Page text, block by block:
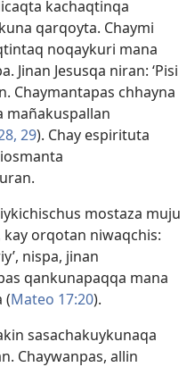
kachaqtinqa
qarqoyta. Chaymi
noqaykuri mana
Jinan Jesusqa niran: ‘Pisi
Chaymantapas chhayna
mañakuspallan
29). Chay espirituta
mostaza muju
kay orqotan niwaqchis:
nispa, jinan
qankunapaqqa mana
(Mateo 17:20).
sasachakuykunaqa
Chaywanpas, allin